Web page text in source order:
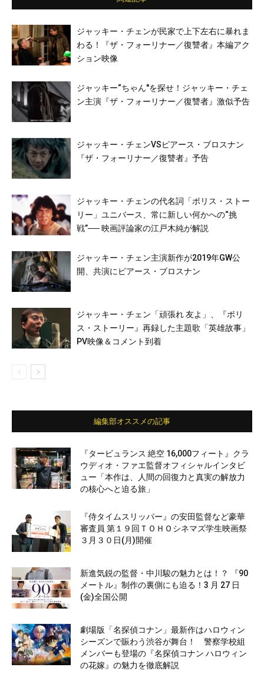
ジャッキー・チェンが民家で上下左右に暴れま
わる！『ザ・フォーリナー／復讐者』本編アク
ション映像
ジャッキー“ちゃん″を探せ！ジャッキー・チェ
ン主演『ザ・フォーリナー／復讐者』激似予告
ジャッキー・チェンVSピアース・ブロスナン
『ザ・フォーリナー／復讐者』予告
ジャッキー・チェンの代名詞「ポリス・ストー
リー」ユニバース、常に新しい何かへの“挑
戦”── 映画評論家の江戸木純が解説
ジャッキー・チェン主演新作が2019年GW公
開、共演にピアース・ブロスナン
ジャッキー・チェン「頑張れ 友よ」、『ポリ
ス・ストーリー』再録した主題歌「英雄故事」
PV映像＆コメント到着
編集部オススメの記事
『タービュランス 絶空 16,000フィート』クラ
ウディオ・ファエ監督オフィシャルインタビ
ュー「本作は、人間の回復力と真実の解放力
の核心へと迫る旅」
『侍タイムスリッパー』の安田監督など豪華
審査員 第１９回ＴＯＨＯシネマズ学生映画祭
３月３０日(月)開催
新進気鋭の監督・中川駿の魅力とは！？ 『90
メートル』制作の裏側にも迫る！3 月 27 日
(金)全国公開
劇場版「名探偵コナン」最新作はハロウィン
シーズンで賑わう渋谷が舞台！ 警察学校組
メンバーも登場の『名探偵コナン ハロウィン
の花嫁』の魅力を徹底解説